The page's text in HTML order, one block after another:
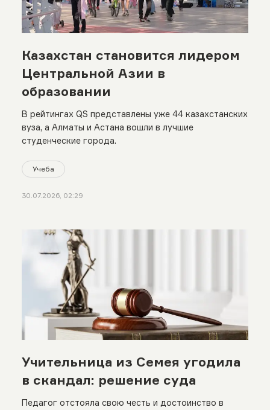
Казахстан становится лидером
Центральной Азии в
образовании
В рейтингах QS представлены уже 44 казахстанских
вуза, а Алматы и Астана вошли в лучшие
студенческие города.
Учеба
30.07.2026, 02:29
Учительница из Семея угодила
в скандал: решение суда
Педагог отстояла свою честь и достоинство в